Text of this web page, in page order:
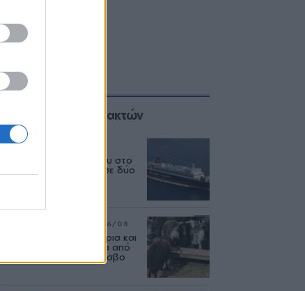
Επιλογές των Συντακτών
ΕΛΛΑΔΑ
Δεύτερη εμπλοκή κάβου στο
«Νήσος Ρόδος» μέσα σε δύο
06/08
Ανασταίνονται... μοσχάρια και
πρόβατα κάνουν βόλτα από
στάνη σε στάνη στη Λέσβο